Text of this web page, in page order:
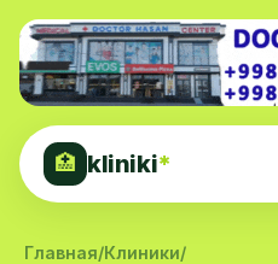
🏥 kliniki*
Главная/Клиники/